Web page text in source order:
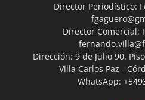
Director Periodístico:
Director Comercial:
Dirección: 9 de Julio 90.
Villa Carlos Paz -
WhatsApp: